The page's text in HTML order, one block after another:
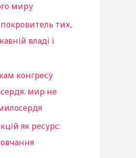
миру
тих,
владі і
конгресу
мир не
як ресурс: